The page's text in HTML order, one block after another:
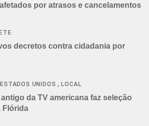
por atrasos e cancelamentos
decretos contra cidadania por
ESTADOS UNIDOS ,LOCAL
da TV americana faz seleção
Flórida